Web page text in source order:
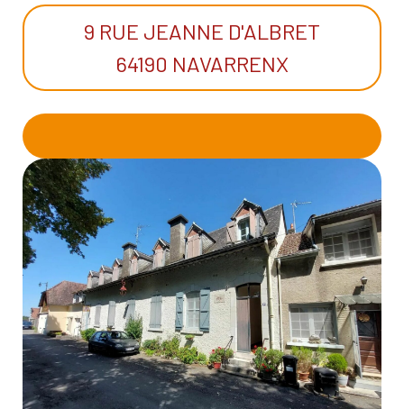
9 RUE JEANNE D'ALBRET
64190 NAVARRENX